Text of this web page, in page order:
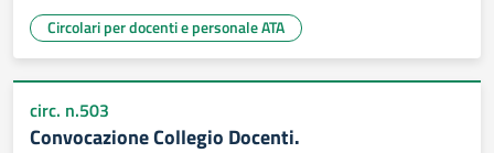
Circolari per docenti e personale ATA
circ. n.503
Convocazione Collegio Docenti.